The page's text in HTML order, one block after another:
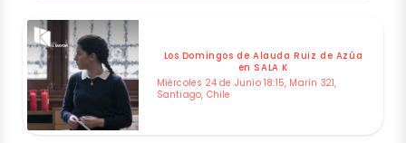
Los Domingos de Alauda Ruiz de Azúa
en SALA K
Miércoles 24 de Junio 18:15, Marín 321,
Santiago, Chile